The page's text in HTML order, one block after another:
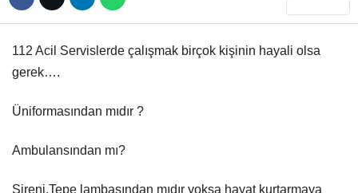
Youtube
112 Acil Servislerde çalışmak birçok kişinin hayali olsa
gerek….
Üniformasından mıdır ?
Ambulansından mı?
Sireni,Tepe lambasından mıdır yoksa hayat kurtarmaya